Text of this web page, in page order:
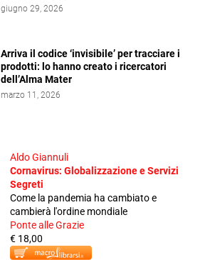
giugno 29, 2026
Arriva il codice ‘invisibile’ per tracciare i
prodotti: lo hanno creato i ricercatori
dell’Alma Mater
marzo 11, 2026
Aldo Giannuli
Cornavirus: Globalizzazione e Servizi
Segreti
Come la pandemia ha cambiato e
cambierà l'ordine mondiale
Ponte alle Grazie
€ 18,00